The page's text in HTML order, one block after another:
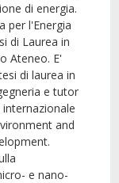
di energia.
per l'Energia
di Laurea in
Ateneo. E'
di laurea in
e tutor
and
e nano-